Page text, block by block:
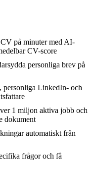
på minuter med AI-
CV-score
personliga brev på
LinkedIn- och
1 miljon aktiva jobb och
dokument
automatiskt från
frågor och få